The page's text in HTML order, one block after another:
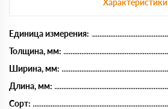
Характеристики
Единица измерения:
Толщина, мм:
Ширина, мм:
Длина, мм:
Сорт: